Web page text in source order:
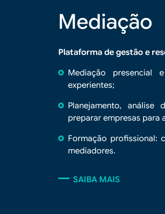
Mediação
Plataforma de gestão e
Mediação presencial
experientes;
Planejamento,
preparar empresas
Formação profissional:
mediadores.
SAIBA MAIS